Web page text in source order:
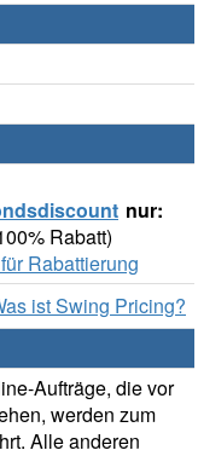
nur:
Rabatt)
Rabattierung
ist Swing Pricing?
Aufträge, die vor
werden zum
Alle anderen